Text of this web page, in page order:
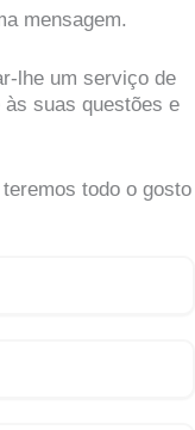
mensagem.
lhe um serviço de
suas questões e
todo o gosto